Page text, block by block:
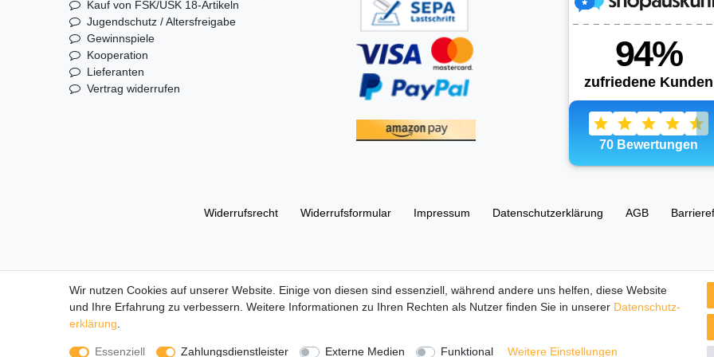
Kauf von FSK/USK 18-Artikeln
Jugendschutz / Altersfreigabe
Gewinnspiele
Kooperation
Lieferanten
Vertrag widerrufen
Widerrufs­recht Widerrufs­formular Impressum Daten­schutz­erklärung AGB
Alle Markennamen, Warenzeichen sowie sämtliche Produktbilder und Beschreibungen sind Eigentum Ihrer rechtmäßigen
Wir nutzen Cookies auf unserer Website. Einige von diesen sind essenziell, während andere uns helfen, diese Website
und Ihre Erfahrung zu verbessern. Weitere Informationen zu Ihren Rechten als Nutzer finden Sie in unserer Daten­schutz­
erklärung
Essenziell Zahlungsdienstleister Externe Medien Funktional Weitere Einstellungen